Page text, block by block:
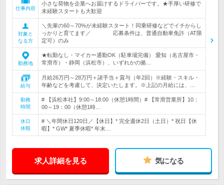
仕事内容
小さな荷物を企業へお届けするドライバーです。★手厚い研修で
未経験スタートも大歓迎
対象と
なる方
＼先輩の60～70%が未経験スタート！同乗研修などでイチからし
っかりと育てます／ 応募条件は、普通自動車免許（AT限
定可）のみ
勤務地
★転勤なし・マイカー通勤OK（駐車場完備） 愛知（名古屋市・
常滑市）・静岡（浜松市）、いずれかの拠…
給与
月給26万円～28万円＋諸手当＋賞与（年2回）※経験・スキル・
年齢などを考慮して、決定いたします。※上記の月給には、…
勤務
時間
# 【浜松本社】9:00～18:00（休憩1時間）# 【常滑営業所】10：
00～19：00（休憩1時…
休日
休暇
# ＼年間休日120日／【休日】* 完全週休2日（土日）* 祝日【休
暇】* GW* 夏季休暇* 年末…
求人詳細を見る 気になる